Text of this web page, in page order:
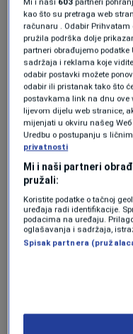
korisnom alatu
miniostara da ga
rast cijena goriva
poskupljenje
Međutim, ovako
pogotovo za
na odobrenje svih
Vulić iz SNSD-a
prijedlog kao
nadležnosti".
BiH. Pokušaj
ministara BiH i
BiH od
kao što su pretraga web
računaru . Odabir
pružila podrška dolje
partneri obrađujemo podatke
sadržaja i reklama koje
odabir postavki možete
odabir ili pristanak tako što
postavkama link na dnu ove
lijevom dijelu web stranice,
mijenjati u okviru našeg
Uredbu o postupanju s
privatnosti
Mi i naši partneri
pružali:
Koristite podatke o tačnoj
uređaja radi identifikacije.
podacima na uređaju.
oglašavanja i sadržaja,
Spisak partnera